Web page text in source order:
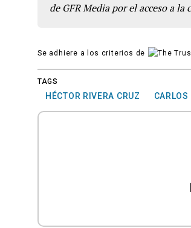
de GFR Media por el acceso a la
Se adhiere a los criterios de
TAGS
HÉCTOR RIVERA CRUZ CARLOS